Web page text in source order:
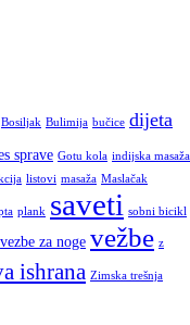
Bosiljak Bulimija bučice dijeta
sprave Gotu kola indijska masaža
listovi masaža Maslačak
plank saveti sobni bicikl
vezbe za noge vežbe z
ishrana Zimska trešnja